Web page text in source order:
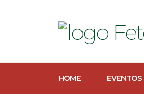
HOME EVENTOS